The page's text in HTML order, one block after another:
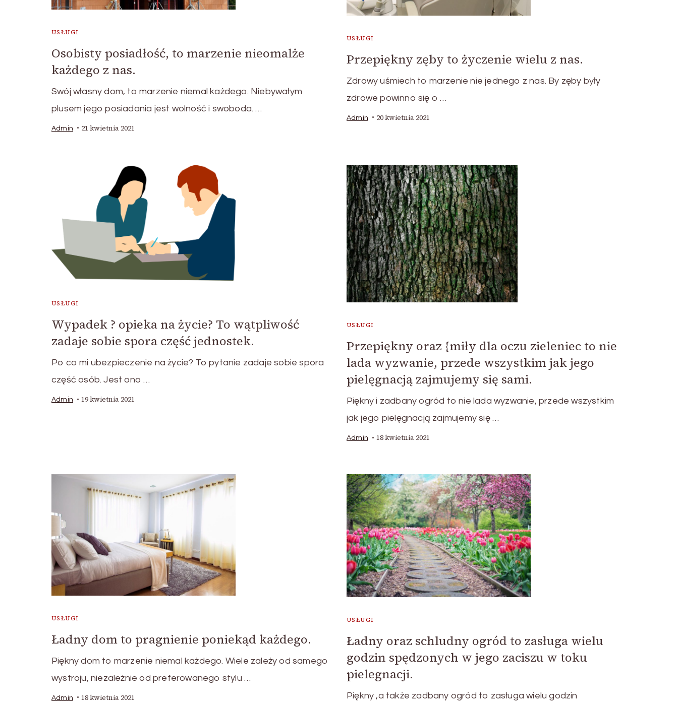
USŁUGI
Osobisty posiadłość, to marzenie nieomalże
każdego z nas.
Swój własny dom, to marzenie niemal każdego. Niebywałym
plusem jego posiadania jest wolność i swoboda. …
Admin 21 kwietnia 2021
USŁUGI
Przepiękny zęby to życzenie wielu z nas.
Zdrowy uśmiech to marzenie nie jednego z nas. By zęby były
zdrowe powinno się o …
Admin 20 kwietnia 2021
USŁUGI
Wypadek ? opieka na życie? To wątpliwość
zadaje sobie spora część jednostek.
Po co mi ubezpieczenie na życie? To pytanie zadaje sobie spora
część osób. Jest ono …
Admin 19 kwietnia 2021
USŁUGI
Przepiękny oraz {miły dla oczu zieleniec to nie
lada wyzwanie, przede wszystkim jak jego
pielęgnacją zajmujemy się sami.
Piękny i zadbany ogród to nie lada wyzwanie, przede wszystkim
jak jego pielęgnacją zajmujemy się …
Admin 18 kwietnia 2021
USŁUGI
Ładny dom to pragnienie poniekąd każdego.
Piękny dom to marzenie niemal każdego. Wiele zależy od samego
wystroju, niezależnie od preferowanego stylu …
Admin 18 kwietnia 2021
USŁUGI
Ładny oraz schludny ogród to zasługa wielu
godzin spędzonych w jego zaciszu w toku
pielegnacji.
Piękny ,a także zadbany ogród to zasługa wielu godzin